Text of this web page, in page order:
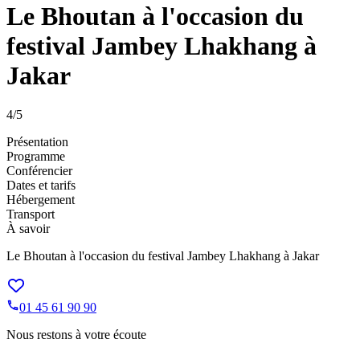
Le Bhoutan à l'occasion du
festival Jambey Lhakhang à
Jakar
4/5
Présentation
Programme
Conférencier
Dates et tarifs
Hébergement
Transport
À savoir
Le Bhoutan à l'occasion du festival Jambey Lhakhang à Jakar
01 45 61 90 90
Nous restons à votre écoute